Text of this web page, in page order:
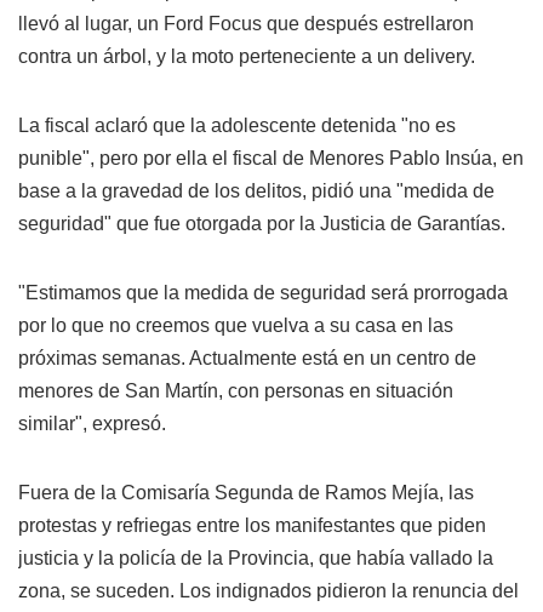
llevó al lugar, un Ford Focus que después estrellaron
contra un árbol, y la moto perteneciente a un delivery.
La fiscal aclaró que la adolescente detenida "no es
punible", pero por ella el fiscal de Menores Pablo Insúa, en
base a la gravedad de los delitos, pidió una "medida de
seguridad" que fue otorgada por la Justicia de Garantías.
"Estimamos que la medida de seguridad será prorrogada
por lo que no creemos que vuelva a su casa en las
próximas semanas. Actualmente está en un centro de
menores de San Martín, con personas en situación
similar", expresó.
Fuera de la Comisaría Segunda de Ramos Mejía, las
protestas y refriegas entre los manifestantes que piden
justicia y la policía de la Provincia, que había vallado la
zona, se suceden. Los indignados pidieron la renuncia del